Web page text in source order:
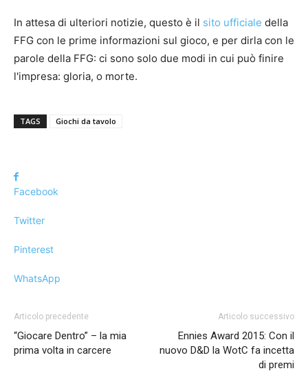
In attesa di ulteriori notizie, questo è il sito ufficiale della
FFG con le prime informazioni sul gioco, e per dirla con le
parole della FFG: ci sono solo due modi in cui può finire
l'impresa: gloria, o morte.
TAGS Giochi da tavolo
Facebook
Twitter
Pinterest
WhatsApp
Articolo precedente
“Giocare Dentro” – la mia
prima volta in carcere
Articolo successivo
Ennies Award 2015: Con il
nuovo D&D la WotC fa incetta
di premi